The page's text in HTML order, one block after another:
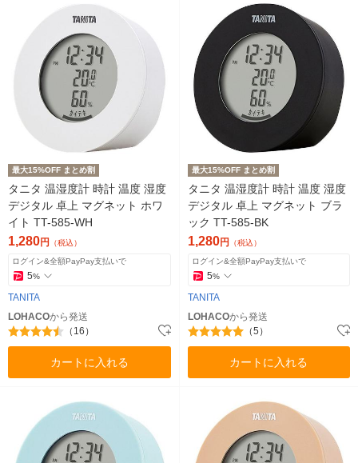
最大15%OFF まとめ割
タニタ 温湿度計 時計 温度 湿度
デジタル 卓上 マグネット ホワ
イト TT-585-WH
1,280円 （税込）
ログイン&全額PayPay支払いで
5%
TANITA
LOHACOから発送
（16）
カートに入れる
最大15%OFF まとめ割
タニタ 温湿度計 時計 温度 湿度
デジタル 卓上 マグネット ブラ
ック TT-585-BK
1,280円 （税込）
ログイン&全額PayPay支払いで
5%
TANITA
LOHACOから発送
（5）
カートに入れる